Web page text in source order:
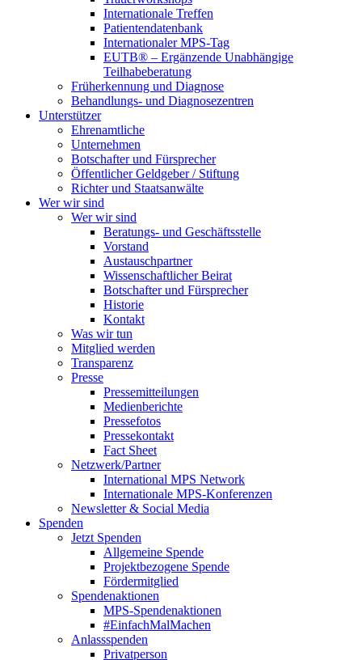
Internationale Treffen
Patientendatenbank
Internationaler MPS-Tag
EUTB® – Ergänzende Unabhängige
Teilhabeberatung
Früherkennung und Diagnose
Behandlungs- und Diagnosezentren
Unterstützer
Ehrenamtliche
Unternehmen
Botschafter und Fürsprecher
Öffentlicher Geldgeber / Stiftung
Richter und Staatsanwälte
Wer wir sind
Wer wir sind
Beratungs- und Geschäftsstelle
Vorstand
Austauschpartner
Wissenschaftlicher Beirat
Botschafter und Fürsprecher
Historie
Kontakt
Was wir tun
Mitglied werden
Transparenz
Presse
Pressemitteilungen
Medienberichte
Pressefotos
Pressekontakt
Fact Sheet
Netzwerk/Partner
International MPS Network
Internationale MPS-Konferenzen
Newsletter & Social Media
Spenden
Jetzt Spenden
Allgemeine Spende
Projektbezogene Spende
Fördermitglied
Spendenaktionen
MPS-Spendenaktionen
#EinfachMalMachen
Anlassspenden
Privatperson